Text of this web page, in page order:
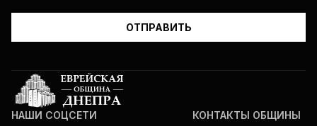
НАШИ СОЦСЕТИ
КОНТАКТЫ ОБЩИНЫ